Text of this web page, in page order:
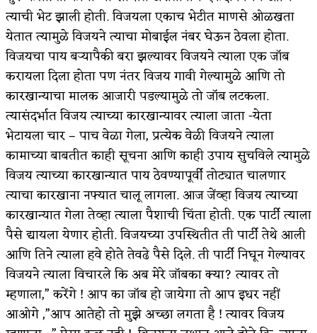
आदिवासींचा डॉक्टर, समाजसेवेचा ध्यास : डॉ. राहुल
जोशी
डेंग्यू: ताप उतरला म्हणजे धोका टळला असे नाही!
४ जुलै – इतिहासात घडलेल्या महत्त्वाच्या घटना
सुवर्ण – झळाळी
‘अर्थ’पूर्ण हास्य
अष्टपैलू : खंडू रांगणेकर
अपूर्ण कथा
बुडीच खटलं – संयुक्त कुटुंब का गरजेचं?
त्याची भेट झाली होती. विजयला एकाच भेटीत माणसे ओळखता
येतात त्यामुळे विजयने त्याचा मोबाईल नंबर घेऊन ठेवला होता.
विजयचा पाय बऱ्यापैकी बरा झल्यावर विजयने त्याला एक जॉब
करायला दिला होता पण नंतर विजय गावी गेल्यामुळे आणि तो
कारखान्याचा मालक आजारी पडल्यामुळे तो जॉब लटकला.
त्यासंदर्भात विजय त्याच्या कारखान्यावर त्याला जाता -येता
भेटायला चार – पाच वेळा गेला, प्रत्येक वेळी विजयने त्याला
कामाच्या बाबतीत काही सूचना आणि काही उपाय सुचविले त्यामुळे
विजय त्याच्या कारखान्यात पाय ठेवण्यापूर्वी तोट्यात चालणार
त्याचा कारखाना नफ्यात चालू लागला. आज जेंव्हा विजय त्याच्या
कारखान्यात गेला तेव्हा त्याला पैशाची चिंता होती. एक पार्टी त्याला
पैसे द्यायला येणार होती. विजयच्या उपस्थितीत ती पार्टी तेथे आली
आणि तिने त्याला हवे होते तेवढे पैसे दिले. ती पार्टी निघून गेल्यावर
विजयने त्याला विचारले कि अब मेरे जॉबका क्या? त्यावर तो
म्हणाला,” करेंगे ! आप का जॉब हो जायेगा तो आप इधर नहीं
आओगे ,”आप आतेहो तो मुझे अच्छा लगता है ! त्यावर विजय